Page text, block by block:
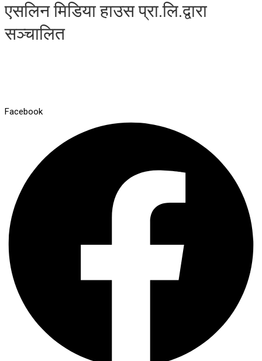
एसलिन मिडिया हाउस प्रा.लि.द्वारा
सञ्चालित
Facebook